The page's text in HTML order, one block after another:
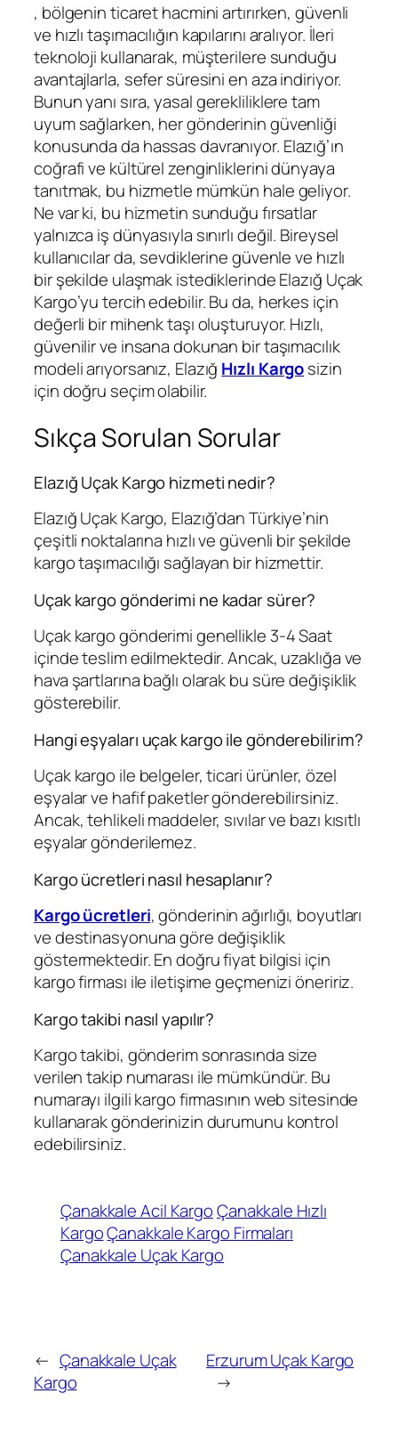
, bölgenin ticaret hacmini artırırken, güvenli
ve hızlı taşımacılığın kapılarını aralıyor. İleri
teknoloji kullanarak, müşterilere sunduğu
avantajlarla, sefer süresini en aza indiriyor.
Bunun yanı sıra, yasal gerekliliklere tam
uyum sağlarken, her gönderinin güvenliği
konusunda da hassas davranıyor. Elazığ’ın
coğrafi ve kültürel zenginliklerini dünyaya
tanıtmak, bu hizmetle mümkün hale geliyor.
Ne var ki, bu hizmetin sunduğu fırsatlar
yalnızca iş dünyasıyla sınırlı değil. Bireysel
kullanıcılar da, sevdiklerine güvenle ve hızlı
bir şekilde ulaşmak istediklerinde Elazığ Uçak
Kargo’yu tercih edebilir. Bu da, herkes için
değerli bir mihenk taşı oluşturuyor. Hızlı,
güvenilir ve insana dokunan bir taşımacılık
modeli arıyorsanız, Elazığ Hızlı Kargosizin
için doğru seçim olabilir.
Sıkça Sorulan Sorular
Elazığ Uçak Kargo hizmeti nedir?
Elazığ Uçak Kargo, Elazığ’dan Türkiye’nin
çeşitli noktalarına hızlı ve güvenli bir şekilde
kargo taşımacılığı sağlayan bir hizmettir.
Uçak kargo gönderimi ne kadar sürer?
Uçak kargo gönderimi genellikle 3-4 Saat
içinde teslim edilmektedir. Ancak, uzaklığa ve
hava şartlarına bağlı olarak bu süre değişiklik
gösterebilir.
Hangi eşyaları uçak kargo ile gönderebilirim?
Uçak kargo ile belgeler, ticari ürünler, özel
eşyalar ve hafif paketler gönderebilirsiniz.
Ancak, tehlikeli maddeler, sıvılar ve bazı kısıtlı
eşyalar gönderilemez.
Kargo ücretleri nasıl hesaplanır?
Kargo ücretleri, gönderinin ağırlığı, boyutları
ve destinasyonuna göre değişiklik
göstermektedir. En doğru fiyat bilgisi için
kargo firması ile iletişime geçmenizi öneririz.
Kargo takibi nasıl yapılır?
Kargo takibi, gönderim sonrasında size
verilen takip numarası ile mümkündür. Bu
numarayı ilgili kargo firmasının web sitesinde
kullanarak gönderinizin durumunu kontrol
edebilirsiniz.
Çanakkale Acil KargoÇanakkale Hızlı
KargoÇanakkale Kargo Firmaları
Çanakkale Uçak Kargo
← Çanakkale Uçak
Kargo
Erzurum Uçak Kargo
→